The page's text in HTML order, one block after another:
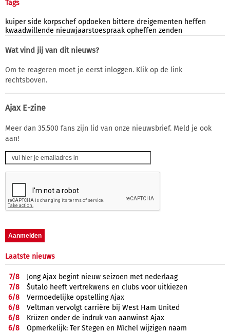
Tags
kuiper side korpschef opdoeken bittere dreigementen heffen
kwaadwillende nieuwjaarstoespraak opheffen zenden
Wat vind jij van dit nieuws?
Om te reageren moet je eerst inloggen. Klik op de link
rechtsboven.
Ajax E-zine
Meer dan 35.500 fans zijn lid van onze nieuwsbrief. Meld je ook
aan!
Laatste nieuws
7/8
Jong Ajax begint nieuw seizoen met nederlaag
7/8
Šutalo heeft vertrekwens en clubs voor uitkiezen
6/8
Vermoedelijke opstelling Ajax
6/8
Veltman vervolgt carrière bij West Ham United
6/8
Krüzen onder de indruk van aanwinst Ajax
6/8
Opmerkelijk: Ter Stegen en Míchel wijzigen naam